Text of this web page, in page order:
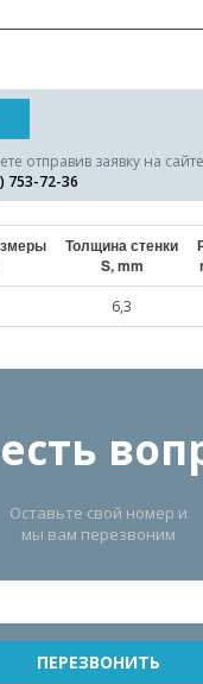
отправив заявку на
753-72-36
Толщина стенки
S, mm
6,3
Оставьте свой номер и
мы вам перезвоним